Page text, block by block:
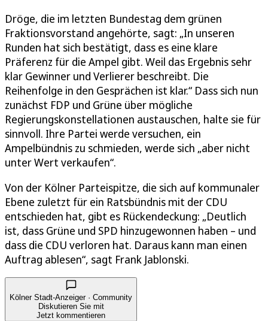
Dröge, die im letzten Bundestag dem grünen
Fraktionsvorstand angehörte, sagt: „In unseren
Runden hat sich bestätigt, dass es eine klare
Präferenz für die Ampel gibt. Weil das Ergebnis sehr
klar Gewinner und Verlierer beschreibt. Die
Reihenfolge in den Gesprächen ist klar.“ Dass sich nun
zunächst FDP und Grüne über mögliche
Regierungskonstellationen austauschen, halte sie für
sinnvoll. Ihre Partei werde versuchen, ein
Ampelbündnis zu schmieden, werde sich „aber nicht
unter Wert verkaufen“.
Von der Kölner Parteispitze, die sich auf kommunaler
Ebene zuletzt für ein Ratsbündnis mit der CDU
entschieden hat, gibt es Rückendeckung: „Deutlich
ist, dass Grüne und SPD hinzugewonnen haben – und
dass die CDU verloren hat. Daraus kann man einen
Auftrag ablesen“, sagt Frank Jablonski.
Kölner Stadt-Anzeiger · Community
Diskutieren Sie mit
Jetzt kommentieren